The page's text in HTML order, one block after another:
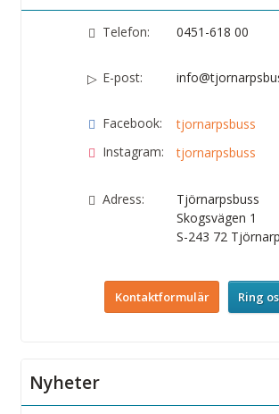
Telefon: 0451-618 00
E-post:
Facebook:
tjornarpsbuss
Instagram:
tjornarpsbuss
Adress:
Tjörnarpsbuss
Skogsvägen 1
S-243 72 Tjörnarp
Kontaktformulär Ring
Nyheter